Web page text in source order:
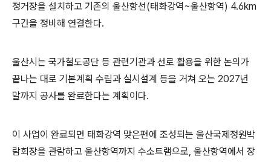
정거장을 설치하고 기존의 울산항선(태화강역~울산항역) 4.6km
구간을 정비해 연결한다.
울산시는 국가철도공단 등 관련기관과 선로 활용을 위한 논의가
끝나는 대로 기본계획 수립과 실시설계 등을 거쳐 오는 2027년
말까지 공사를 완료한다는 계획이다.
이 사업이 완료되면 태화강역 맞은편에 조성되는 울산국제정원박
람회장을 관람하고 울산항역까지 수소트램으로, 울산항역에서 장